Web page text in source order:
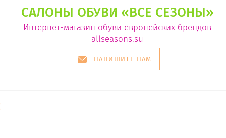
САЛОНЫ ОБУВИ «ВСЕ СЕЗОНЫ»
Интернет-магазин обуви европейских брендов
allseasons.su
НАПИШИТЕ НАМ